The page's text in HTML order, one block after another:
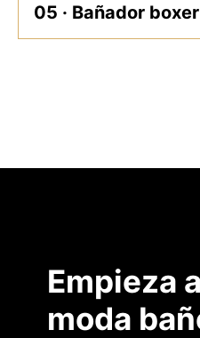
05 · Bañador boxer
Empieza
moda